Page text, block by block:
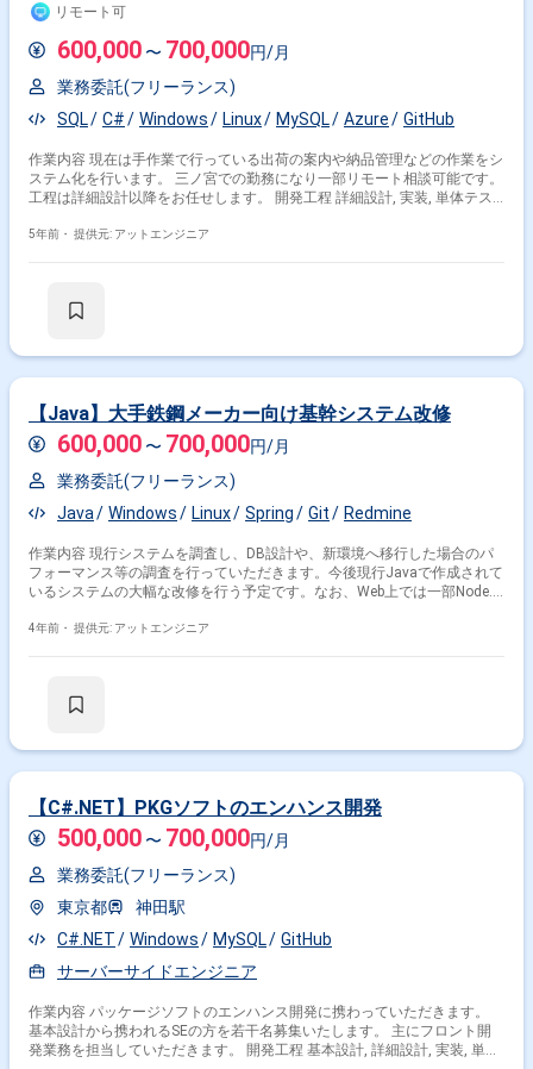
リモート可
600,000 〜 700,000円/月
業務委託(フリーランス)
SQL
C# Windows Linux MySQL Azure GitHub
作業内容 現在は手作業で行っている出荷の案内や納品管理などの作業をシ
ステム化を行います。 三ノ宮での勤務になり一部リモート相談可能です。
工程は詳細設計以降をお任せします。 開発工程 詳細設計, 実装, 単体テス
5年前・ 提供元: アットエンジニア
【Java】大手鉄鋼メーカー向け基幹システム改修
600,000 〜 700,000円/月
業務委託(フリーランス)
Java
Windows Linux Spring Git Redmine
作業内容 現行システムを調査し、DB設計や、新環境へ移行した場合のパ
フォーマンス等の調査を行っていただきます。今後現行Javaで作成されて
いるシステムの大幅な改修を行う予定です。なお、Web上では一部Node.js
テスト, システムテスト
4年前・ 提供元: アットエンジニア
【C#.NET】PKGソフトのエンハンス開発
500,000 〜 700,000円/月
業務委託(フリーランス)
東京都
神田駅
C#.NET
Windows MySQL
GitHub
サーバーサイドエンジニア
作業内容 パッケージソフトのエンハンス開発に携わっていただきます。
基本設計から携われるSEの方を若干名募集いたします。 主にフロント開
発業務を担当していただきます。 開発工程 基本設計, 詳細設計, 実装, 単体